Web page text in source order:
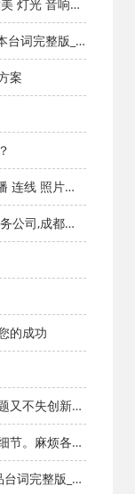
灯光 音响
词完整版_
网_方案网_文
案
连线 照片直
公司,成都会
议公司,成都
司,成都会议
的成功
又不失创新
节。麻烦各位
词完整版_小